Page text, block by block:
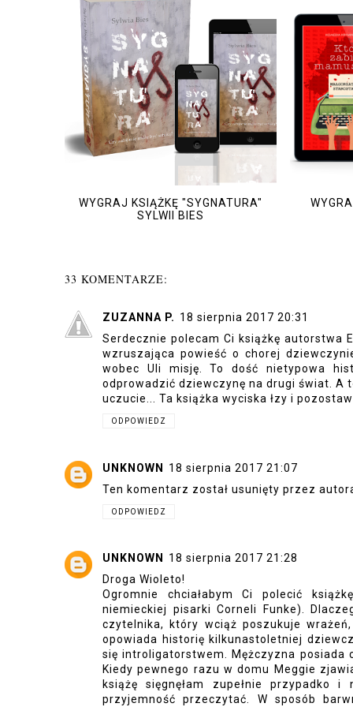
WYGRAJ KSIĄŻKĘ "SYGNATURA"
SYLWII BIES
33 KOMENTARZE:
ZUZANNA P. 18 sierpnia 2017 20:31
Serdecznie polecam Ci książkę autorstwa
wzruszająca powieść o chorej
wobec Uli misję. To dość nietypowa
odprowadzić dziewczynę na drugi świat. A
uczucie... Ta książka wyciska łzy i
ODPOWIEDZ
UNKNOWN 18 sierpnia 2017 21:07
Ten komentarz został usunięty przez
ODPOWIEDZ
UNKNOWN
18 sierpnia 2017 21:28
Droga Wioleto!
Ogromnie chciałabym Ci polecić
niemieckiej pisarki Corneli Funke).
czytelnika, który wciąż poszukuje
opowiada historię kilkunastoletniej
się introligatorstwem. Mężczyzna posiada
Kiedy pewnego razu w domu Meggie
książę sięgnęłam zupełnie przypadko
przyjemność przeczytać. W sposób